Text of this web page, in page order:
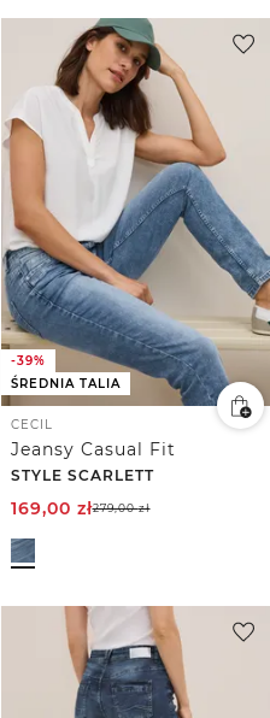
-39%
ŚREDNIA TALIA
CECIL
Jeansy Casual Fit
STYLE SCARLETT
169,00 zł279,00zł